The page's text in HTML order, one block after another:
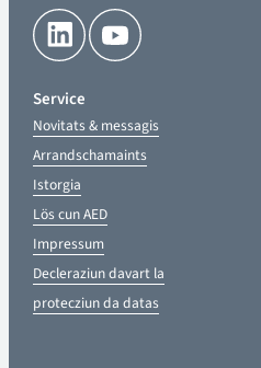
Service
Novitats & messagis
Arrandschamaints
Istorgia
Lös cun AED
Impressum
Decleraziun davart la
protecziun da datas